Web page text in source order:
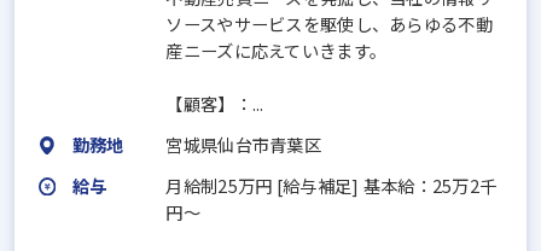
ソースやサービスを駆使し、あらゆる不動
産ニーズに応えていきます。
【顧客】：...
勤務地
宮城県仙台市青葉区
給与
月給制25万円 [給与補足] 基本給：25万2千
円～